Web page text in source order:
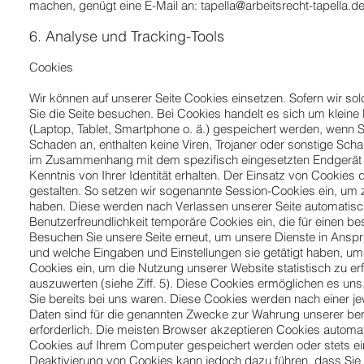
machen, genügt eine E-Mail an: tapella@arbeitsrecht-tapella.de
6. Analyse und Tracking-Tools
Cookies
Wir können auf unserer Seite Cookies einsetzen. Sofern wir
Sie die Seite besuchen. Bei Cookies handelt es sich um
(Laptop, Tablet, Smartphone o. ä.) gespeichert werden,
Schaden an, enthalten keine Viren, Trojaner oder sonstige
im Zusammenhang mit dem spezifisch eingesetzten
Kenntnis von Ihrer Identität erhalten. Der Einsatz von
gestalten. So setzen wir sogenannte Session-Cookies ein,
haben. Diese werden nach Verlassen unserer Seite
Benutzerfreundlichkeit temporäre Cookies ein, die für einen
Besuchen Sie unsere Seite erneut, um unsere Dienste in
und welche Eingaben und Einstellungen sie getätigt haben,
Cookies ein, um die Nutzung unserer Website statistisch zu
auszuwerten (siehe Ziff. 5). Diese Cookies ermöglichen es
Sie bereits bei uns waren. Diese Cookies werden nach einer
Daten sind für die genannten Zwecke zur Wahrung unserer
erforderlich. Die meisten Browser akzeptieren Cookies
Cookies auf Ihrem Computer gespeichert werden oder stets
Deaktivierung von Cookies kann jedoch dazu führen, dass